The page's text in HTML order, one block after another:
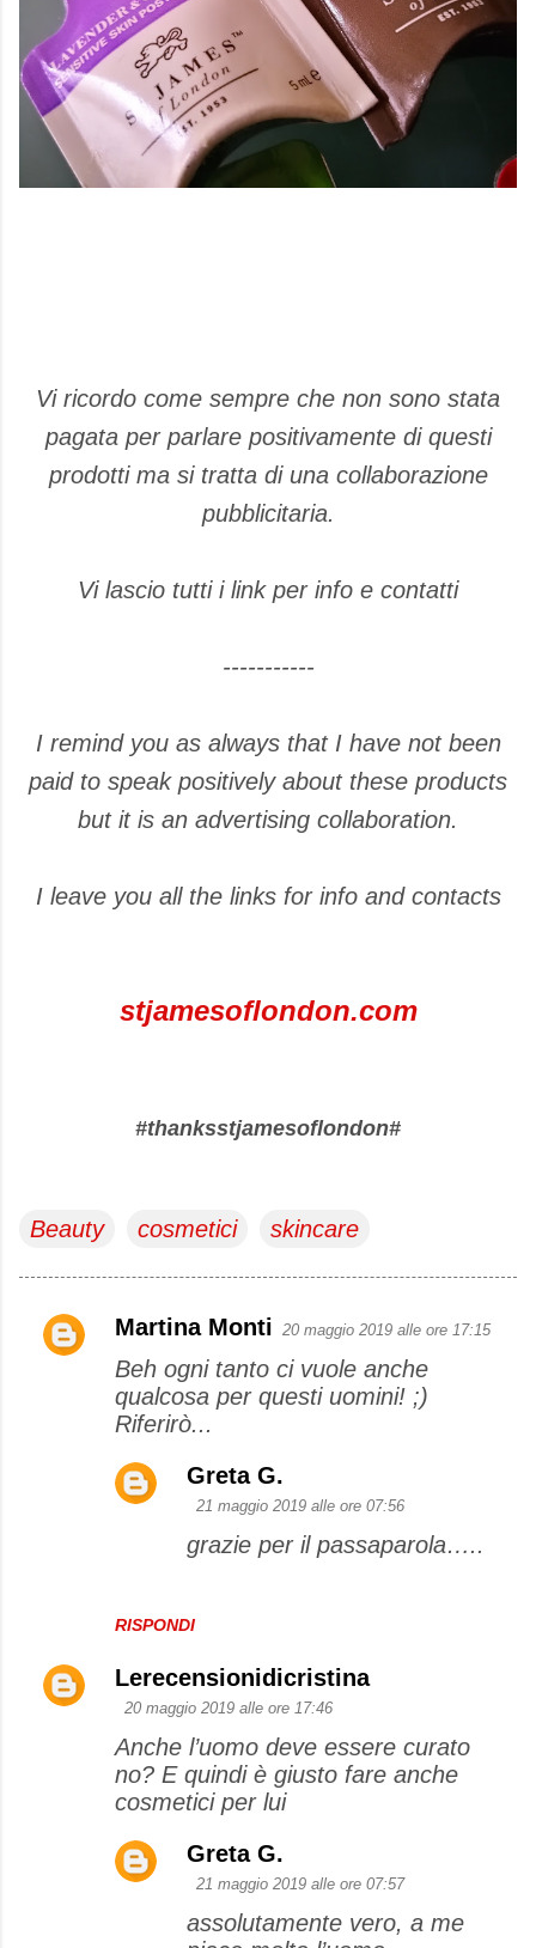
Vi ricordo come sempre che non sono stata
pagata per parlare positivamente di questi
prodotti ma si tratta di una collaborazione
pubblicitaria.
Vi lascio tutti i link per info e contatti
-----------
I remind you as always that I have not been
paid to speak positively about these products
but it is an advertising collaboration.
I leave you all the links for info and contacts
stjamesoflondon.com
#thanksstjamesoflondon#
Beauty cosmetici skincare
C
Martina Monti 20 maggio 2019 alle ore 17:15
Beh ogni tanto ci vuole anche
qualcosa per questi uomini! ;)
Riferirò...
RISPONDI
Greta G.
21 maggio 2019 alle ore 07:56
grazie per il passaparola…..
Lerecensionidicristina
20 maggio 2019 alle ore 17:46
Anche l’uomo deve essere curato
no? E quindi è giusto fare anche
cosmetici per lui
Greta G.
21 maggio 2019 alle ore 07:57
assolutamente vero, a me